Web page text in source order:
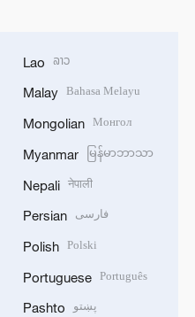
Lao ລາວ
Malay Bahasa Melayu
Mongolian Монгол
Myanmar မြန်မာဘာသာ
Nepali नेपाली
Persian فارسی
Polish Polski
Portuguese Português
Pashto پښتو